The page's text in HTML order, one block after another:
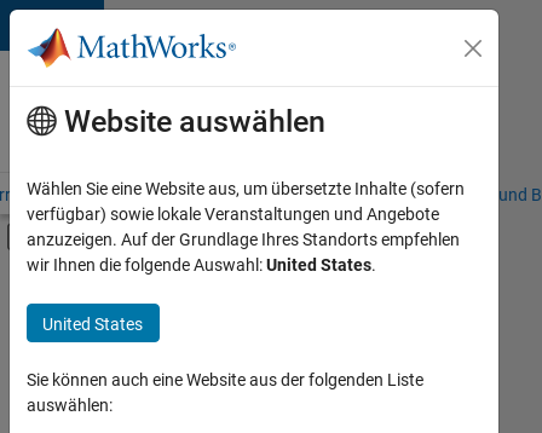
Weiter zum Inhalt
Karriere
bei
MathWorks
– Übersicht Stellensuche Niederlassungen Studierende und
Umschaltung für Off-Canvas-
Hauptinhalt
Education Sales
Sales Operations
Marketing Communications
Marketing Services
+5
Website auswählen
Wählen Sie eine Website aus, um übersetzte Inhalte (sofern
verfügbar) sowie lokale Veranstaltungen und Angebote
anzuzeigen. Auf der Grundlage Ihres Standorts empfehlen
wir Ihnen die folgende Auswahl:United States.
United States
Sie können auch eine Website aus der folgenden Liste
auswählen: